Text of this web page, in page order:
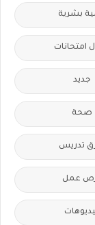
بشرية
امتحانات
جديد
صحة
تدريس
عمل